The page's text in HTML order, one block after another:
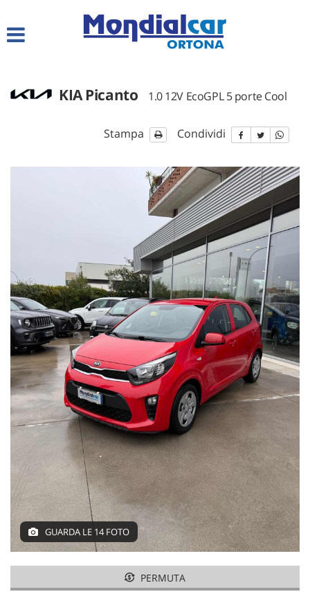
CHI SIAMO KIA Picanto 1.0 12V EcoGPL 5 porte Cool
Stampa Condividi
GUARDA LE 14 FOTO
PERMUTA